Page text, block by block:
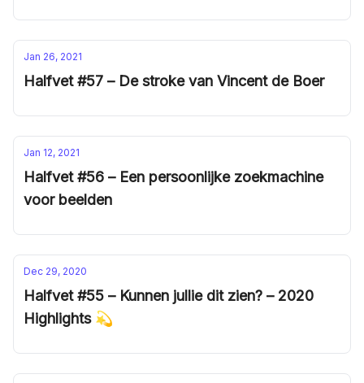
Jan 26, 2021
Halfvet #57 – De stroke van Vincent de Boer
Jan 12, 2021
Halfvet #56 – Een persoonlijke zoekmachine
voor beelden
Dec 29, 2020
Halfvet #55 – Kunnen jullie dit zien? – 2020
Highlights 💫